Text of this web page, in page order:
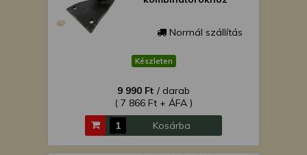
Normál szállítás
Készleten
9 990 Ft / darab
( 7 866 Ft + ÁFA )
Kosárba